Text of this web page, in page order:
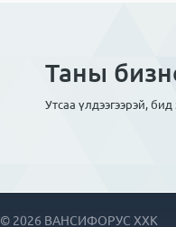
Таны
Утсаа үлдээгээрэй, бид
© 2026 ВАНСИФОРУС ХХК